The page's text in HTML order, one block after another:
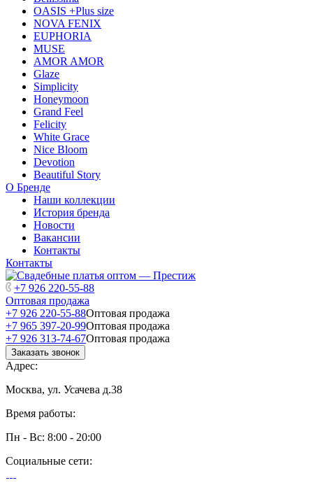
OASIS +Plus size
NOVA FENIX
EUPHORIA
MUSE
AMOR AMOR
Glaze
Simplicity
Honeymoon
Grand Feel
Felicity
White Grace
Nice Bloom
Devotion
Beautiful Story
О Бренде
Наши коллекции
История бренда
Новости
Вакансии
Контакты
Контакты
+7 926 220-55-88
Оптовая продажа
+7 926 220-55-88Оптовая продажа
+7 965 397-20-99Оптовая продажа
+7 926 313-74-67Оптовая продажа
Заказать звонок
Адрес:
Москва, ул. Усачева д.38
Время работы:
Пн - Вс: 8:00 - 20:00
Социальные сети: